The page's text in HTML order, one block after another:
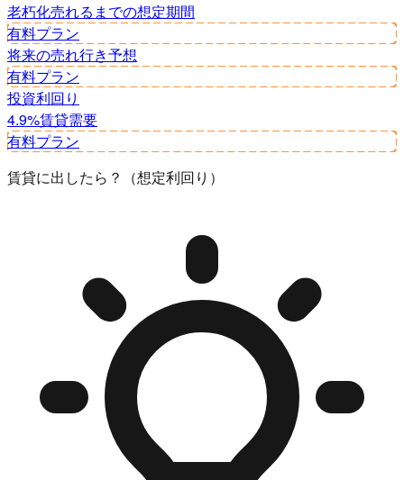
老朽化売れるまでの想定期間
有料プラン
将来の売れ行き予想
有料プラン
投資利回り
4.9%賃貸需要
有料プラン
賃貸に出したら？（想定利回り）